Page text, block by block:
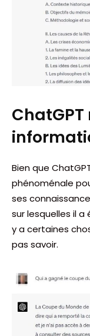
Bien que
phénoménale
ses
sur lesquelles il a
y a certaines
pas savoir.